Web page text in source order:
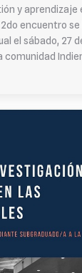
y aprendizaje
encuentro se
el sábado, 27
comunidad